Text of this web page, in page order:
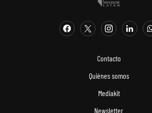
Contacto
Quiénes somos
Mediakit
Newsletter